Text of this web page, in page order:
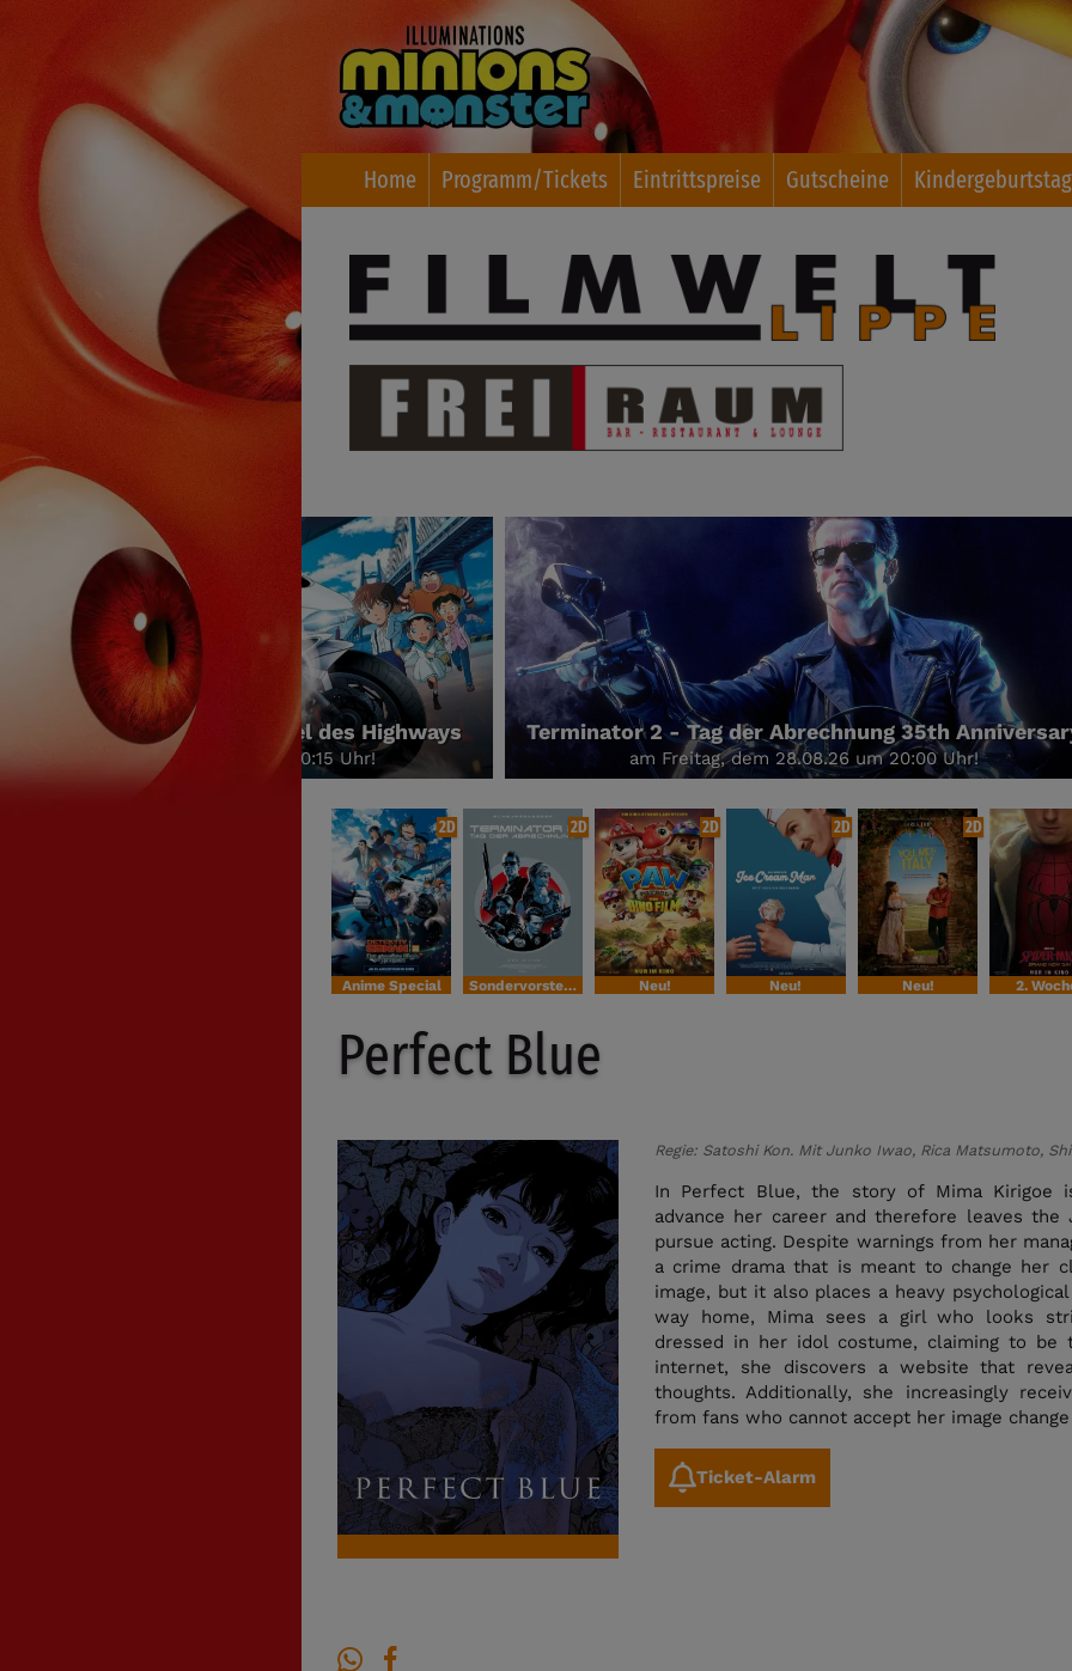
Home Programm/Tickets Eintrittspreise Gutscheine Kindergeburtstag
2 - Tag der Abrechnung 35th Anniversary
am Freitag, dem 28.08.26 um 20:00 Uhr! am Samstag den 29.08.- Start ist um 13:00 Uhr!
2D
Anime Special
2D
Sondervorstellung
2D
Neu!
2D
Neu!
2D
Neu! 2.
Perfect Blue
Regie: Satoshi Kon. Mit Junko Iwao, Rica Matsumoto,
In Perfect Blue, the story of Mima Kirigoe
advance her career and therefore leaves the
pursue acting. Despite warnings from her
a crime drama that is meant to change her
image, but it also places a heavy
way home, Mima sees a girl who looks
dressed in her idol costume, claiming to be
internet, she discovers a website that
thoughts. Additionally, she increasingly
from fans who cannot accept her image
Ticket-Alarm